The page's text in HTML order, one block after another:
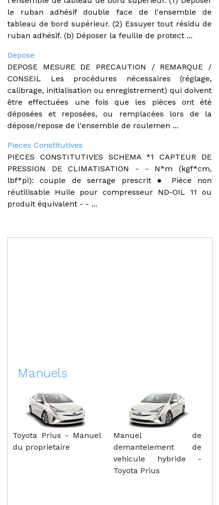
le ruban adhésif double face de l'ensemble de
tableau de bord supérieur. (2) Essuyer tout résidu de
ruban adhésif. (b) Déposer la feuille de protect ...
Depose
DEPOSE MESURE DE PRECAUTION / REMARQUE /
CONSEIL Les procédures nécessaires (réglage,
calibrage, initialisation ou enregistrement) qui doivent
être effectuées une fois que les pièces ont été
déposées et reposées, ou remplacées lors de la
dépose/repose de l'ensemble de roulemen ...
Pieces Constitutives
PIECES CONSTITUTIVES SCHEMA *1 CAPTEUR DE
PRESSION DE CLIMATISATION - - N*m (kgf*cm,
lbf*pi): couple de serrage prescrit ● Pièce non
réutilisable Huile pour compresseur ND-OIL 11 ou
produit équivalent - - ...
Manuels
Toyota Prius - Manuel
du proprietaire
Manuel de
demantelement de
vehicule hybride -
Toyota Prius